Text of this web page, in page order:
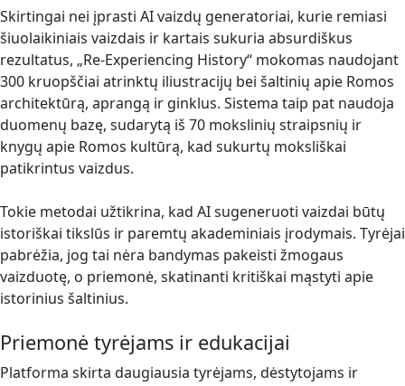
Skirtingai nei įprasti AI vaizdų generatoriai, kurie remiasi
šiuolaikiniais vaizdais ir kartais sukuria absurdiškus
rezultatus, „Re-Experiencing History“ mokomas naudojant
300 kruopščiai atrinktų iliustracijų bei šaltinių apie Romos
architektūrą, aprangą ir ginklus. Sistema taip pat naudoja
duomenų bazę, sudarytą iš 70 mokslinių straipsnių ir
knygų apie Romos kultūrą, kad sukurtų moksliškai
patikrintus vaizdus.
Tokie metodai užtikrina, kad AI sugeneruoti vaizdai būtų
istoriškai tikslūs ir paremtų akademiniais įrodymais. Tyrėjai
pabrėžia, jog tai nėra bandymas pakeisti žmogaus
vaizduotę, o priemonė, skatinanti kritiškai mąstyti apie
istorinius šaltinius.
Priemonė tyrėjams ir edukacijai
Platforma skirta daugiausia tyrėjams, dėstytojams ir